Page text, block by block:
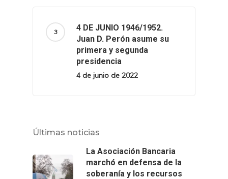
4 DE JUNIO 1946/1952.
Juan D. Perón asume su
primera y segunda
presidencia
4 de junio de 2022
Últimas noticias
La Asociación Bancaria
marchó en defensa de la
soberanía y los recursos